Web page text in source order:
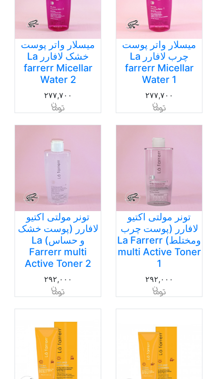
میسلار واتر پوست
چرب لافارر La
farrerr Micellar
Water 1
۲۷۷,۷۰۰
میسلار واتر پوست
خشک لافارر La
farrerr Micellar
Water 2
۲۷۷,۷۰۰
تونر مولتی اکتیو
لافارر (پوست چرب
ومختلط) La Farrerr
multi Active Toner
1
۲۹۲,۰۰۰
تونر مولتی اکتیو
لافارر (پوست خشک
و حساس) La
Farrerr multi
Active Toner 2
۲۹۲,۰۰۰